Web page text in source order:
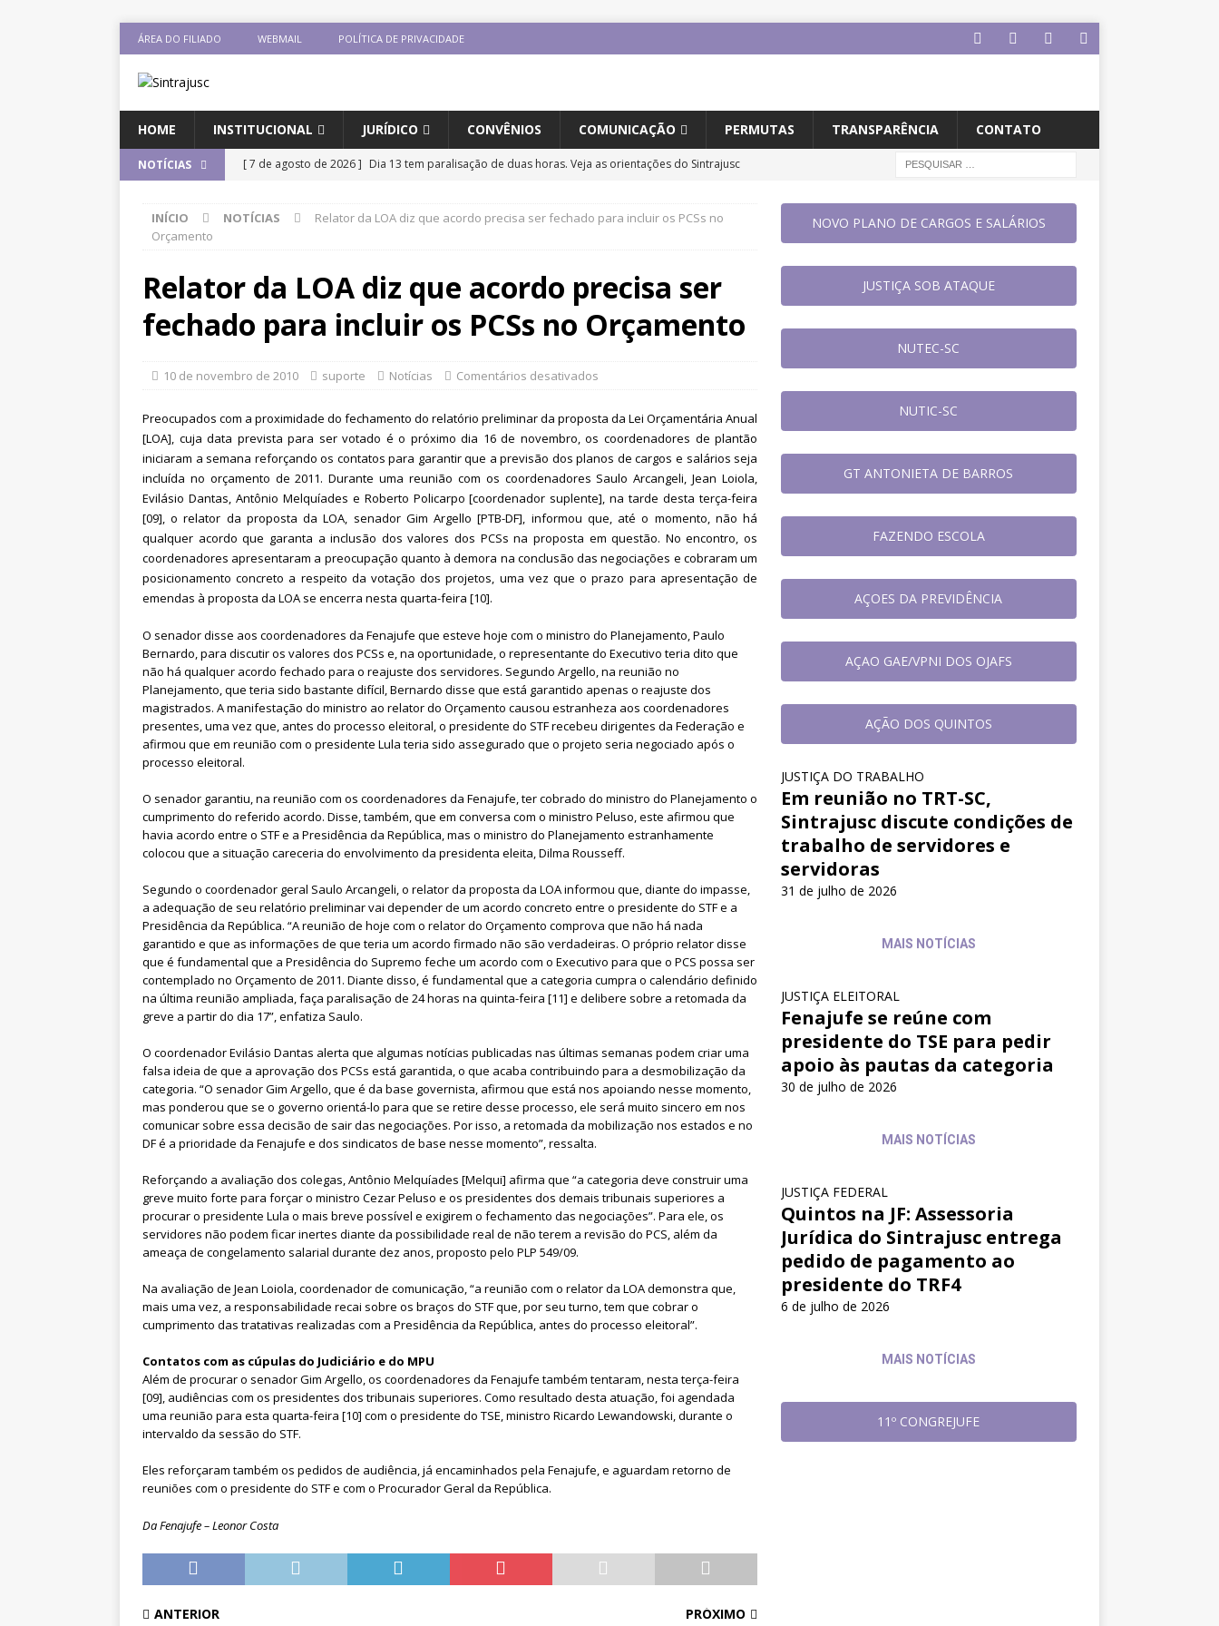
ÁREA DO FILIADO WEBMAIL POLÍTICA DE PRIVACIDADE
HOME INSTITUCIONAL JURÍDICO CONVÊNIOS COMUNICAÇÃO PERMUTAS TRANSPARÊNCIA CONTATO
NOTÍCIAS [ 7 de agosto de 2026 ] Dia 13 tem paralisação de duas horas. Veja as orientações do Sintrajusc
[ 7 de agosto de 2026 ] Comissão cancela debate sobre regulamentação da convenção da OIT
[ 7 de agosto de 2026 ] Salário e carreira: CNJ aprova proposta orçamentária para 2027 com
previsão de reajuste de 8%; Sintrajusc faz mobilização dia 13/8 pela derrubada do Veto 45/2025
[ 6 de agosto de 2026 ]
Sintrajusc participará do 20º Encontro Nacional de Aposentados e
Pensionistas do Serviço Público
DESTAQUES
[ 6 de agosto de 2026 ] Fenajufe se reúne com a nova coordenadora do Fórum de Carreira do
CNJ para tratar da retomada dos trabalhos
DESTAQUES
INÍCIO NOTÍCIAS
Relator da LOA diz que acordo precisa ser fechado para incluir os PCSs no
Orçamento
Relator da LOA diz que acordo precisa ser
fechado para incluir os PCSs no Orçamento
10 de novembro de 2010 suporte Notícias Comentários desativados
Preocupados com a proximidade do fechamento do relatório preliminar da proposta da Lei Orçamentária Anual
[LOA], cuja data prevista para ser votado é o próximo dia 16 de novembro, os coordenadores de plantão
iniciaram a semana reforçando os contatos para garantir que a previsão dos planos de cargos e salários seja
incluída no orçamento de 2011. Durante uma reunião com os coordenadores Saulo Arcangeli, Jean Loiola,
Evilásio Dantas, Antônio Melquíades e Roberto Policarpo [coordenador suplente], na tarde desta terça-feira
[09], o relator da proposta da LOA, senador Gim Argello [PTB-DF], informou que, até o momento, não há
qualquer acordo que garanta a inclusão dos valores dos PCSs na proposta em questão. No encontro, os
coordenadores apresentaram a preocupação quanto à demora na conclusão das negociações e cobraram um
posicionamento concreto a respeito da votação dos projetos, uma vez que o prazo para apresentação de
emendas à proposta da LOA se encerra nesta quarta-feira [10].
O senador disse aos coordenadores da Fenajufe que esteve hoje com o ministro do Planejamento, Paulo
Bernardo, para discutir os valores dos PCSs e, na oportunidade, o representante do Executivo teria dito que
não há qualquer acordo fechado para o reajuste dos servidores. Segundo Argello, na reunião no
Planejamento, que teria sido bastante difícil, Bernardo disse que está garantido apenas o reajuste dos
magistrados. A manifestação do ministro ao relator do Orçamento causou estranheza aos coordenadores
presentes, uma vez que, antes do processo eleitoral, o presidente do STF recebeu dirigentes da Federação e
afirmou que em reunião com o presidente Lula teria sido assegurado que o projeto seria negociado após o
processo eleitoral.
O senador garantiu, na reunião com os coordenadores da Fenajufe, ter cobrado do ministro do Planejamento o
cumprimento do referido acordo. Disse, também, que em conversa com o ministro Peluso, este afirmou que
havia acordo entre o STF e a Presidência da República, mas o ministro do Planejamento estranhamente
colocou que a situação careceria do envolvimento da presidenta eleita, Dilma Rousseff.
Segundo o coordenador geral Saulo Arcangeli, o relator da proposta da LOA informou que, diante do impasse,
a adequação de seu relatório preliminar vai depender de um acordo concreto entre o presidente do STF e a
Presidência da República. “A reunião de hoje com o relator do Orçamento comprova que não há nada
garantido e que as informações de que teria um acordo firmado não são verdadeiras. O próprio relator disse
que é fundamental que a Presidência do Supremo feche um acordo com o Executivo para que o PCS possa ser
contemplado no Orçamento de 2011. Diante disso, é fundamental que a categoria cumpra o calendário definido
na última reunião ampliada, faça paralisação de 24 horas na quinta-feira [11] e delibere sobre a retomada da
greve a partir do dia 17”, enfatiza Saulo.
O coordenador Evilásio Dantas alerta que algumas notícias publicadas nas últimas semanas podem criar uma
falsa ideia de que a aprovação dos PCSs está garantida, o que acaba contribuindo para a desmobilização da
categoria. “O senador Gim Argello, que é da base governista, afirmou que está nos apoiando nesse momento,
mas ponderou que se o governo orientá-lo para que se retire desse processo, ele será muito sincero em nos
comunicar sobre essa decisão de sair das negociações. Por isso, a retomada da mobilização nos estados e no
DF é a prioridade da Fenajufe e dos sindicatos de base nesse momento”, ressalta.
Reforçando a avaliação dos colegas, Antônio Melquíades [Melqui] afirma que “a categoria deve construir uma
greve muito forte para forçar o ministro Cezar Peluso e os presidentes dos demais tribunais superiores a
procurar o presidente Lula o mais breve possível e exigirem o fechamento das negociações”. Para ele, os
servidores não podem ficar inertes diante da possibilidade real de não terem a revisão do PCS, além da
ameaça de congelamento salarial durante dez anos, proposto pelo PLP 549/09.
Na avaliação de Jean Loiola, coordenador de comunicação, “a reunião com o relator da LOA demonstra que,
mais uma vez, a responsabilidade recai sobre os braços do STF que, por seu turno, tem que cobrar o
cumprimento das tratativas realizadas com a Presidência da República, antes do processo eleitoral”.
Contatos com as cúpulas do Judiciário e do MPU
Além de procurar o senador Gim Argello, os coordenadores da Fenajufe também tentaram, nesta terça-feira
[09], audiências com os presidentes dos tribunais superiores. Como resultado desta atuação, foi agendada
uma reunião para esta quarta-feira [10] com o presidente do TSE, ministro Ricardo Lewandowski, durante o
intervaldo da sessão do STF.
Eles reforçaram também os pedidos de audiência, já encaminhados pela Fenajufe, e aguardam retorno de
reuniões com o presidente do STF e com o Procurador Geral da República.
Da Fenajufe – Leonor Costa
ANTERIOR PRÓXIMO
NOVO PLANO DE CARGOS E SALÁRIOS
JUSTIÇA SOB ATAQUE
NUTEC-SC
NUTIC-SC
GT ANTONIETA DE BARROS
FAZENDO ESCOLA
AÇOES DA PREVIDÊNCIA
AÇAO GAE/VPNI DOS OJAFS
AÇÃO DOS QUINTOS
JUSTIÇA DO TRABALHO
Em reunião no TRT-SC,
Sintrajusc discute condições de
trabalho de servidores e
servidoras
31 de julho de 2026
MAIS NOTÍCIAS
JUSTIÇA ELEITORAL
Fenajufe se reúne com
presidente do TSE para pedir
apoio às pautas da categoria
30 de julho de 2026
MAIS NOTÍCIAS
JUSTIÇA FEDERAL
Quintos na JF: Assessoria
Jurídica do Sintrajusc entrega
pedido de pagamento ao
presidente do TRF4
6 de julho de 2026
MAIS NOTÍCIAS
11º CONGREJUFE